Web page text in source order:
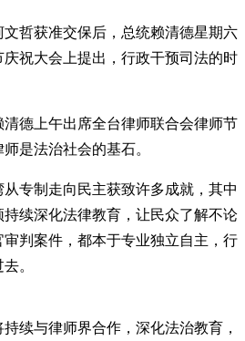
哲获准交保后，总统赖清德星期六
庆祝大会上提出，行政干预司法的时
德上午出席全台律师联合会律师节
是法治社会的基石。
专制走向民主获致许多成就，其中
续深化法律教育，让民众了解不论
判案件，都本于专业独立自主，行
。
续与律师界合作，深化法治教育，